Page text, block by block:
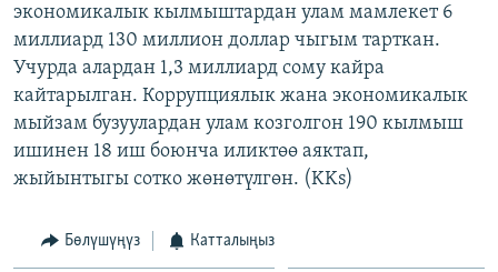
ЭЕ/АРнун бардык сайттары
экономикалык кылмыштардан улам мамлекет 6
миллиард 130 миллион доллар чыгым тарткан.
Учурда алардан 1,3 миллиард сому кайра
кайтарылган. Коррупциялык жана экономикалык
мыйзам бузуулардан улам козголгон 190 кылмыш
ишинен 18 иш боюнча иликтөө аяктап,
жыйынтыгы сотко жөнөтүлгөн. (KKs)
Бөлүшүңүз Катталыңыз